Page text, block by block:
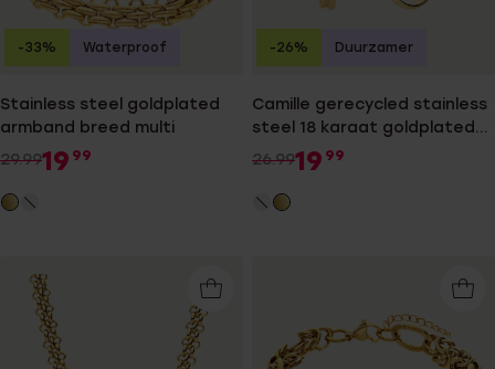
Stainless steel goldplated
armband breed multi
29.9919 99
-33% Waterproof
Camille gerecycled stainless
steel 18 karaat goldplated
oorringen voor dames
26.9919 99
-26% Duurzamer